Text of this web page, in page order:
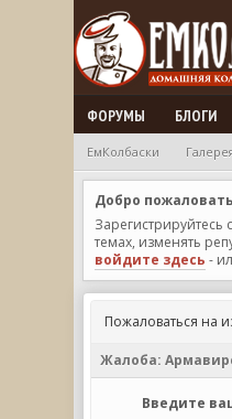
ФОРУМЫ БЛОГИ
ЕмКолбаски
Добро
темах, изменять
войдите здесь -
Пожаловаться на
Жалоба:
Введите